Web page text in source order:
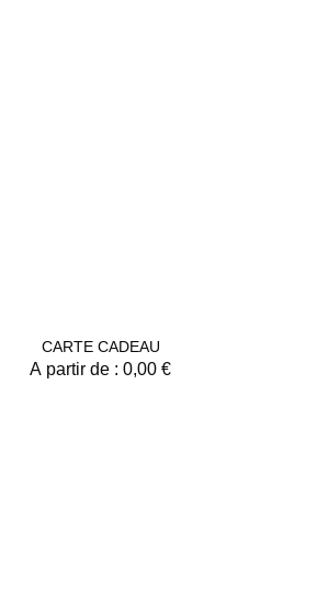
CARTE CADEAU
À partir de :0,00€